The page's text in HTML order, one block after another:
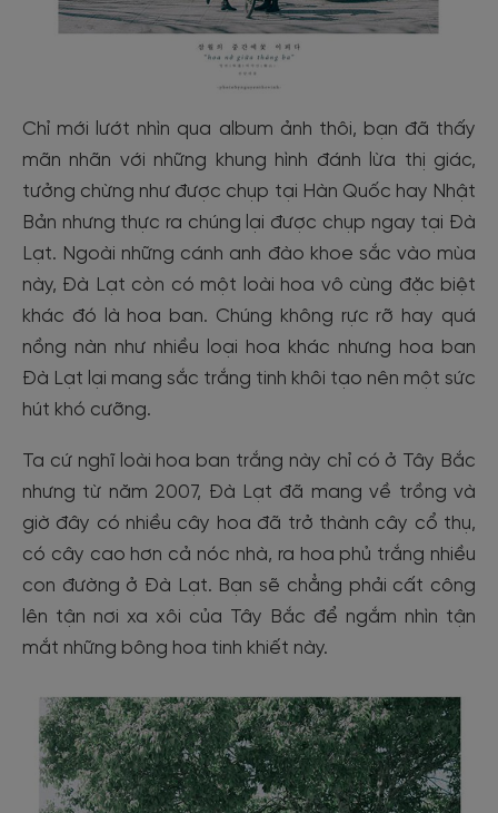
Chỉ mới lướt nhìn qua album ảnh thôi, bạn đã thấy
mãn nhãn với những khung hình đánh lừa thị giác,
tưởng chừng như được chụp tại Hàn Quốc hay Nhật
Bản nhưng thực ra chúng lại được chụp ngay tại Đà
Lạt. Ngoài những cánh anh đào khoe sắc vào mùa
này, Đà Lạt còn có một loài hoa vô cùng đặc biệt
khác đó là hoa ban. Chúng không rực rỡ hay quá
nồng nàn như nhiều loại hoa khác nhưng hoa ban
Đà Lạt lại mang sắc trắng tinh khôi tạo nên một sức
hút khó cưỡng.
Ta cứ nghĩ loài hoa ban trắng này chỉ có ở Tây Bắc
nhưng từ năm 2007, Đà Lạt đã mang về trồng và
giờ đây có nhiều cây hoa đã trở thành cây cổ thụ,
có cây cao hơn cả nóc nhà, ra hoa phủ trắng nhiều
con đường ở Đà Lạt. Bạn sẽ chẳng phải cất công
lên tận nơi xa xôi của Tây Bắc để ngắm nhìn tận
mắt những bông hoa tinh khiết này.